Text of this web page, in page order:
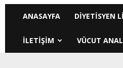
ANASAYFA DIYETISYEN
ILETIŞIM VÜCUT